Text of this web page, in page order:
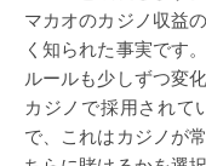
マカオのカジノ収益
く知られた事実です
ルールも少しずつ変
カジノで採用されて
で、これはカジノが